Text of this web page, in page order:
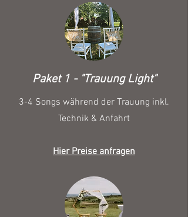
Paket 1 - "Trauung Light"
3-4 Songs während der Trauung inkl.
Technik & Anfahrt
Hier Preise anfragen